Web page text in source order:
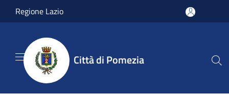
Salta al contenuto principale
Regione Lazio
Città di Pomezia